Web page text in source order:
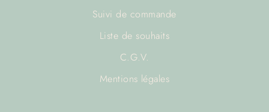
Suivi de commande
Liste de souhaits
C.G.V.
Mentions légales